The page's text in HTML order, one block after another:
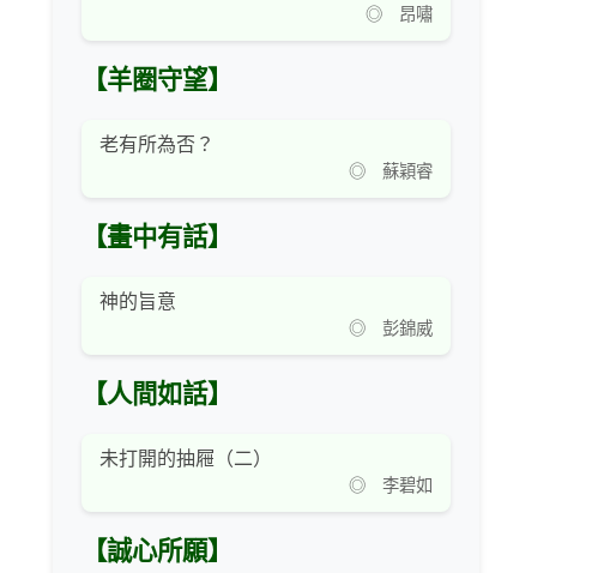
◎ 昂嘯
【羊圈守望】
老有所為否？
◎ 蘇穎睿
【畫中有話】
神的旨意
◎ 彭錦威
【人間如話】
未打開的抽屜（二）
◎ 李碧如
【誠心所願】